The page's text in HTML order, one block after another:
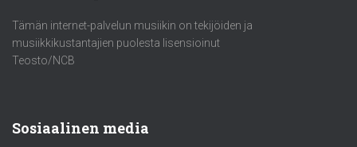
Tämän internet-palvelun musiikin on tekijöiden ja
musiikkikustantajien puolesta lisensioinut
Teosto/NCB
Sosiaalinen media